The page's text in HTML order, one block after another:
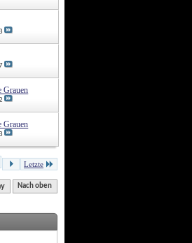
Grauen
Grauen
Letzte
Nach oben